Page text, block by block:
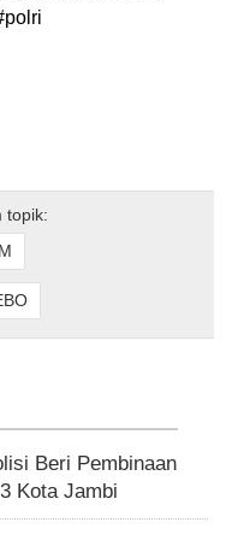
topik:
Beri Pembinaan
Kota Jambi